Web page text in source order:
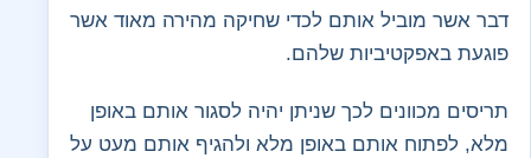
דבר אשר מוביל אותם לכדי שחיקה מהירה מאוד אשר
פוגעת באפקטיביות שלהם.
תריסים מכוונים לכך שניתן יהיה לסגור אותם באופן
מלא, לפתוח אותם באופן מלא ולהגיף אותם מעט על